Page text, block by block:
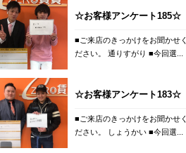
☆お客様アンケート185☆
■ご来店のきっかけをお聞かせく
ださい。 通りすがり ■今回選...
☆お客様アンケート183☆
■ご来店のきっかけをお聞かせく
ださい。 しょうかい ■今回選...